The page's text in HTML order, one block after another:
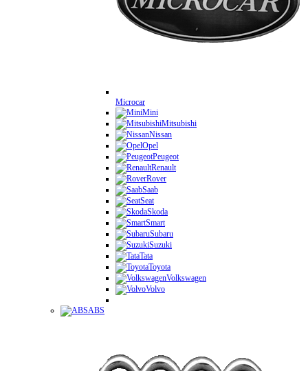
Microcar
Mini
Mitsubishi
Nissan
Opel
Peugeot
Renault
Rover
Saab
Seat
Skoda
Smart
Subaru
Suzuki
Tata
Toyota
Volkswagen
Volvo
ABS